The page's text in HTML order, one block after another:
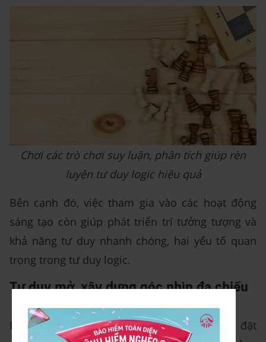
Chơi các trò chơi suy luận, phân tích giúp rèn
luyện tư duy logic hiệu quả
Bên cạnh đó, việc tham gia vào các hoạt động
sáng tạo còn giúp phát triển trí tưởng tượng và
khả năng tư duy nhanh chóng, hai yếu tố quan
trọng trong tư duy logic.
Tư duy mở, xây dựng góc nhìn đa chiều
Bạn đã từng nghe lời khuyên rằng nên luôn đặt